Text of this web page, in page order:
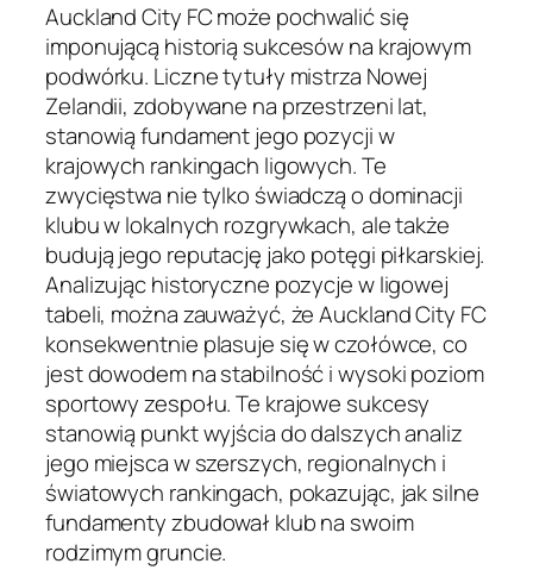
Auckland City FC może pochwalić się
imponującą historią sukcesów na krajowym
podwórku. Liczne tytuły mistrza Nowej
Zelandii, zdobywane na przestrzeni lat,
stanowią fundament jego pozycji w
krajowych rankingach ligowych. Te
zwycięstwa nie tylko świadczą o dominacji
klubu w lokalnych rozgrywkach, ale także
budują jego reputację jako potęgi piłkarskiej.
Analizując historyczne pozycje w ligowej
tabeli, można zauważyć, że Auckland City FC
konsekwentnie plasuje się w czołówce, co
jest dowodem na stabilność i wysoki poziom
sportowy zespołu. Te krajowe sukcesy
stanowią punkt wyjścia do dalszych analiz
jego miejsca w szerszych, regionalnych i
światowych rankingach, pokazując, jak silne
fundamenty zbudował klub na swoim
rodzimym gruncie.